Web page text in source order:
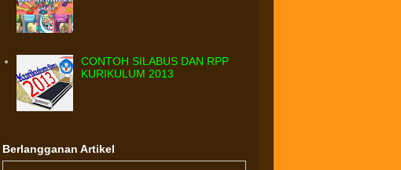
CONTOH SILABUS DAN RPP
KURIKULUM 2013
Berlangganan Artikel